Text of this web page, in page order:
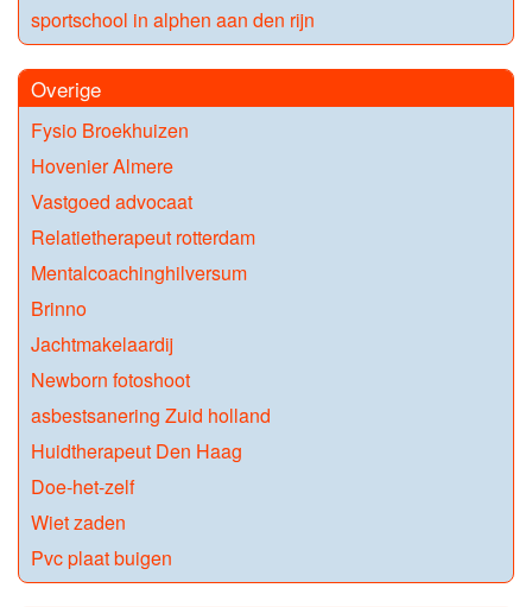
sportschool in alphen aan den rijn
Overige
Fysio Broekhuizen
Hovenier Almere
Vastgoed advocaat
Relatietherapeut rotterdam
Mentalcoachinghilversum
Brinno
Jachtmakelaardij
Newborn fotoshoot
asbestsanering Zuid holland
Huidtherapeut Den Haag
Doe-het-zelf
Wiet zaden
Pvc plaat buigen